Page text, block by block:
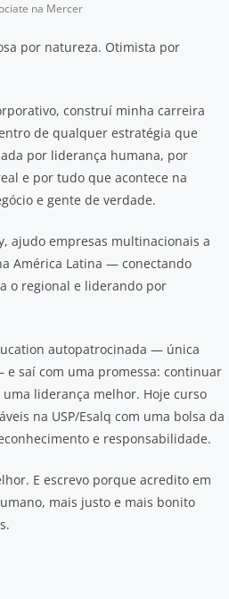
na Mercer
por natureza. Otimista por
construí minha carreira
de qualquer estratégia que
por liderança humana, por
e por tudo que acontece na
e gente de verdade.
ajudo empresas multinacionais a
América Latina — conectando
o regional e liderando por
autopatrocinada — única
saí com uma promessa: continuar
liderança melhor. Hoje curso
na USP/Esalq com uma bolsa da
e responsabilidade.
E escrevo porque acredito em
mais justo e mais bonito